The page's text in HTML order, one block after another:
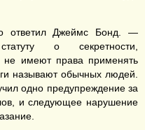
Джеймс Бонд. —
о секретности,
не имеют права применять
называют обычных людей.
одно предупреждение за
и следующее нарушение